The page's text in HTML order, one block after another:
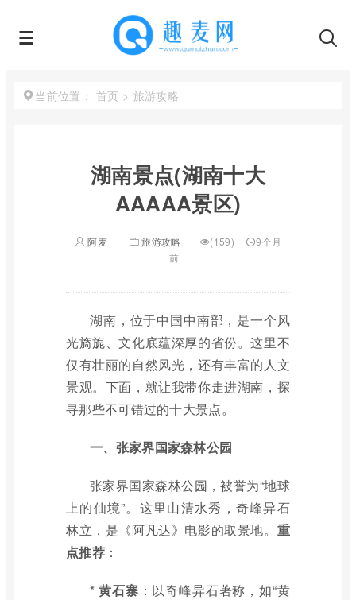
当前位置： 首页 > 旅游攻略
湖南景点(湖南十大
AAAAA景区)
阿麦 旅游攻略 (159)
9个月
前
湖南，位于中国中南部，是一个风
光旖旎、文化底蕴深厚的省份。这里不
仅有壮丽的自然风光，还有丰富的人文
景观。下面，就让我带你走进湖南，探
寻那些不可错过的十大景点。
一、张家界国家森林公园
张家界国家森林公园，被誉为“地球
上的仙境”。这里山清水秀，奇峰异石
林立，是《阿凡达》电影的取景地。 重
点推荐：
*黄石寨 ：以奇峰异石著称，如“黄